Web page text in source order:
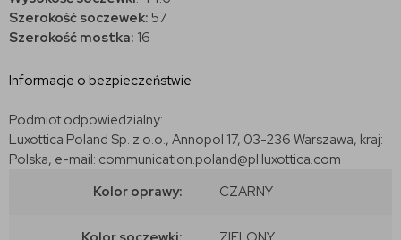
Szerokość soczewek: 57
Szerokość mostka: 16
Informacje o bezpieczeństwie
Podmiot odpowiedzialny:
Luxottica Poland Sp. z o.o., Annopol 17, 03-236 Warszawa, kraj:
Polska, e-mail: communication.poland@pl.luxottica.com
Kolor oprawy:
CZARNY